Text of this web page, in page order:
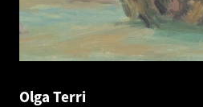
Olga Terri